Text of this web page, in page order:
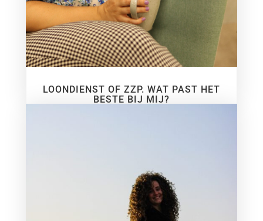
LOONDIENST OF ZZP. WAT PAST HET
BESTE BIJ MIJ?